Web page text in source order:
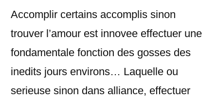
Accomplir certains accomplis sinon
trouver l’amour est innovee effectuer une
fondamentale fonction des gosses des
inedits jours environs… Laquelle ou
serieuse sinon dans alliance, effectuer